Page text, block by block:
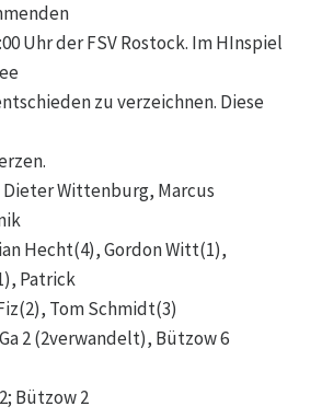
Uhr der FSV Rostock. Im HInspiel
zu verzeichnen. Diese
Dieter Wittenburg, Marcus
Hecht(4), Gordon Witt(1),
Patrick
Tom Schmidt(3)
2 (2verwandelt), Bützow 6
Bützow 2